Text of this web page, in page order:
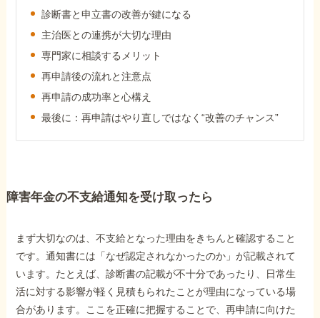
お知らせ
で受給相談をする
診断書と申立書の改善が鍵になる
主治医との連携が大切な理由
専門家に相談するメリット
再申請後の流れと注意点
再申請の成功率と心構え
最後に：再申請はやり直しではなく“改善のチャンス”
障害年金の不支給通知を受け取ったら
まず大切なのは、不支給となった理由をきちんと確認すること
です。通知書には「なぜ認定されなかったのか」が記載されて
います。たとえば、診断書の記載が不十分であったり、日常生
活に対する影響が軽く見積もられたことが理由になっている場
合があります。ここを正確に把握することで、再申請に向けた